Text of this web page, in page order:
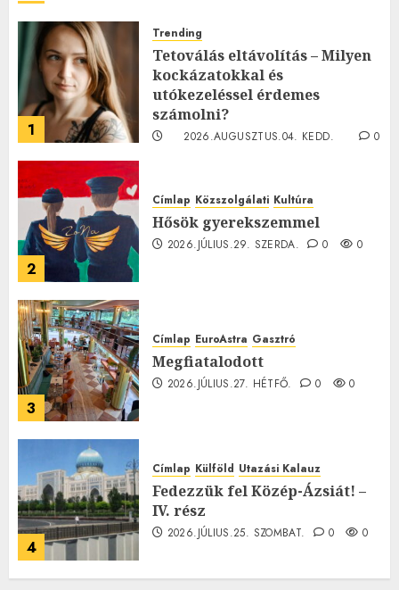
1
Trending
Tetoválás eltávolítás – Milyen
kockázatokkal és
utókezeléssel érdemes
számolni?
2026.AUGUSZTUS.04. KEDD.
0
2
Címlap Közszolgálati Kultúra
Hősök gyerekszemmel
2026.JÚLIUS.29. SZERDA. 0 0
3
Címlap EuroAstra Gasztró
Megfiatalodott
2026.JÚLIUS.27. HÉTFŐ. 0 0
4
Címlap Külföld Utazási Kalauz
Fedezzük fel Közép-Ázsiát! –
IV. rész
2026.JÚLIUS.25. SZOMBAT. 0 0